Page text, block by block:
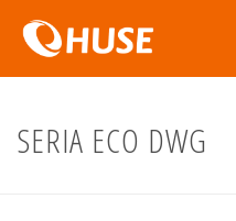
SERIA ECO DWG